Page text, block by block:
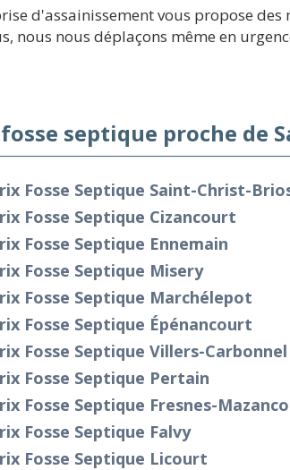
d'assainissement vous propose
nous nous déplaçons même en
septique proche de
Fosse Septique Saint-Christ-
Fosse Septique Cizancourt
Fosse Septique Ennemain
Fosse Septique Misery
Fosse Septique Marchélepot
Fosse Septique Épénancourt
Fosse Septique Villers-Carbonnel
Fosse Septique Pertain
Fosse Septique Fresnes-
Fosse Septique Falvy
Fosse Septique Licourt